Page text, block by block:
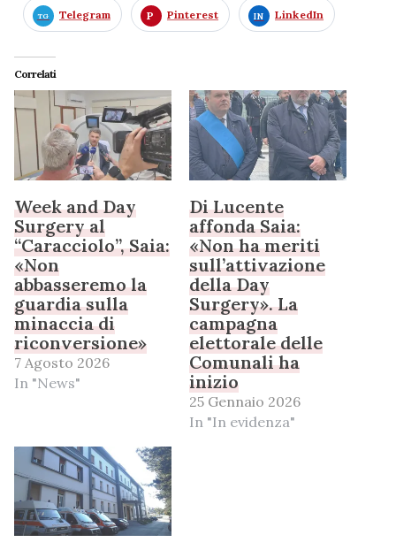
Telegram Pinterest LinkedIn
Correlati
Week and Day
Surgery al
“Caracciolo”, Saia:
«Non
abbasseremo la
guardia sulla
minaccia di
riconversione»
7 Agosto 2026
In "News"
Di Lucente
affonda Saia:
«Non ha meriti
sull’attivazione
della Day
Surgery». La
campagna
elettorale delle
Comunali ha
inizio
25 Gennaio 2026
In "In evidenza"